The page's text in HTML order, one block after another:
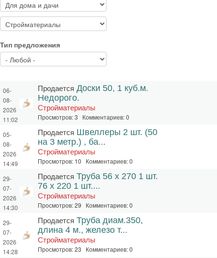
Тип предложения
06-
08-
2026
11:02
Продается Доски 50, 1 куб.м.
Недорого.
Стройматериалы
Просмотров: 3 Комментариев: 0
05-
08-
2026
14:49
Продается Швеллеры 2 шт. (50
на 3 метр.) , ба...
Стройматериалы
Просмотров: 10 Комментариев: 0
29-
07-
2026
14:30
Продается Труба 56 х 270 1 шт.
76 х 220 1 шт....
Стройматериалы
Просмотров: 29 Комментариев: 0
29-
07-
2026
14:28
Продается Труба диам.350,
длина 4 м., железо т...
Стройматериалы
Просмотров: 23 Комментариев: 0